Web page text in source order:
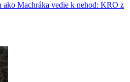
Machráka vedie k nehod: KRO z